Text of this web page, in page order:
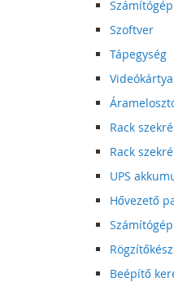
Szoftver
Tápegység
Videókártya
Rack
Rack
UPS
Hővezető
Beépítő